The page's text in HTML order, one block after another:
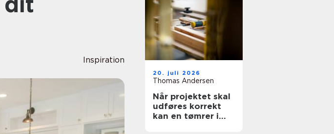
Inspiration
20. juli 2026
Thomas Andersen
Når projektet skal
udføres korrekt
kan en tømrer i